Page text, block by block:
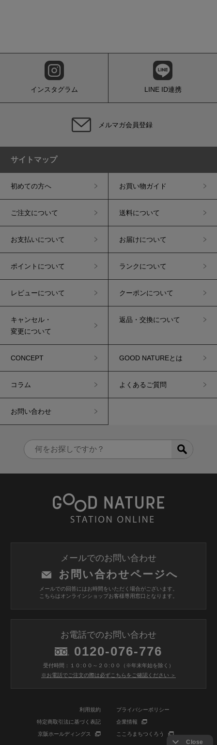
インスタグラム LINE ID連携
メルマガ会員登録
サイトマップ
初めての方へ お買い物ガイド
ご注文について 送料について
お支払いについて お届けについて
ポイントについて ランクについて
レビューについて クーポンについて
キャンセル・
変更について
返品・交換について
CONCEPT GOOD NATUREとは
コラム よくあるご質問
お問い合わせ
メールでのお問い合わせ
お問い合わせページへ
メールでの回答にはお時間をいただく場合がございます。
こちらはオンラインショップお客様専用窓口となります。
お電話でのお問い合わせ
0120-076-776
受付時間：１０:００～２０:００（※年末年始を除く）
※お電話でご注文の際は必ずこちらをご確認ください ＞
利用規約 プライバシーポリシー
特定商取引法に基づく表記 企業情報
京阪ホールディングス こころまちつくろう